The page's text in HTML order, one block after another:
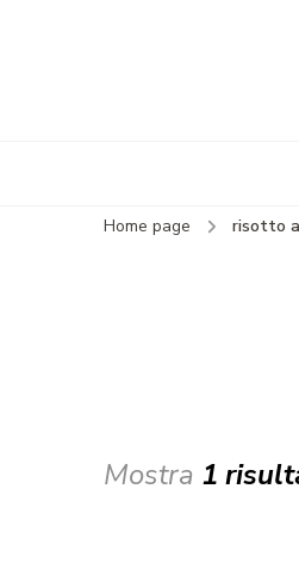
Home page risotto
Mostra 1